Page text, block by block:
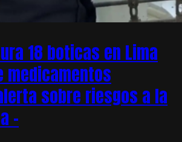
18 boticas en Lima
medicamentos
sobre riesgos a la
–